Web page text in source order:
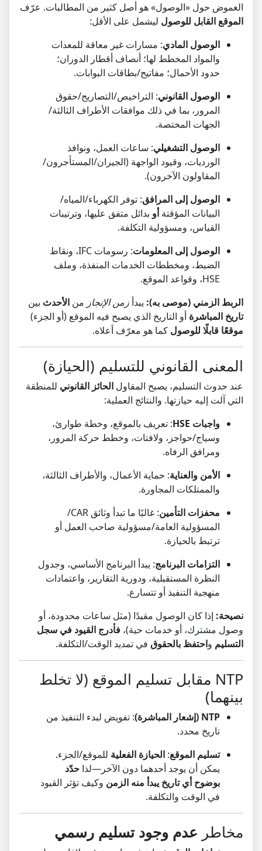
الغموض حول «الوصول» هو أصل كثير من المطالبات. عرّف
الموقع القابل للوصول ليشمل على الأقل:
الوصول المادي: مسارات غير معاقة للمعدات
والمواد المخطط لها؛ أنصاف أقطار الدوران؛
حدود الأحمال؛ مفاتيح/بطاقات البوابات.
الوصول القانوني: التراخيص/التصاريح/حقوق
المرور، بما في ذلك موافقات الأطراف الثالثة/
الجهات المختصة.
الوصول التشغيلي: ساعات العمل، ونوافذ
الورديات، وقيود الواجهة (الجيران/المستأجرون/
المقاولون الآخرون).
الوصول إلى المرافق: توفر الكهرباء/المياه/
البيانات المؤقتةأو بدائل متفق عليها، وترتيبات
القياس، ومسؤولية التكلفة.
الوصول إلى المعلومات
: رسومات IFC، ونقاط
الضبط، ومخططات الخدمات المنفذة، وملف
HSE، وقواعد الموقع.
الربط الزمني (موصى به): يبدأ زمن الإنجاز من الأحدث بين
تاريخ المباشرة أو التاريخ الذي يصبح فيه الموقع (أو الجزء)
موقعًا قابلًا للوصول كما هو معرّف أعلاه.
المعنى القانوني للتسليم (الحيازة)
عند حدوث التسليم، يصبح المقاول الحائز القانوني للمنطقة
التي آلت إليه حيازتها. والنتائج العملية:
واجبات HSE
: تعريف بالموقع، وخطة طوارئ،
وسياج/حواجز، ولافتات، وخطط حركة المرور،
ومرافق الرفاه.
الأمن والعناية: حماية الأعمال، والأطراف الثالثة،
والممتلكات المجاورة.
محفزات التأمين
: غالبًا ما تبدأ وثائق CAR/
المسؤولية العامة/مسؤولية صاحب العمل أو
ترتبط بالحيازة.
التزامات البرنامج: يبدأ البرنامج الأساسي، وجدول
النظرة المستقبلية، ودورية التقارير، واعتمادات
منهجية التنفيذ أو تتسارع.
نصيحة: إذا كان الوصول مقيدًا (مثل ساعات محدودة، أو
وصول مشترك، أو خدمات حية)، فأدرج القيود في سجل
التسليم واحتفظ بالحقوق في تمديد الوقت/التكلفة.
NTP مقابل تسليم الموقع (لا تخلط
بينهما)
NTP (إشعار المباشرة)
: تفويض لبدء التنفيذ من
تاريخ محدد.
تسليم الموقع: الحيازة الفعلية للموقع/الجزء.
يمكن أن يوجد أحدهما دون الآخر—لذا حدّد
بوضوح أي تاريخ يبدأ منه الزمن وكيف تؤثر القيود
في الوقت والتكلفة.
مخاطر عدم وجود تسليم رسمي